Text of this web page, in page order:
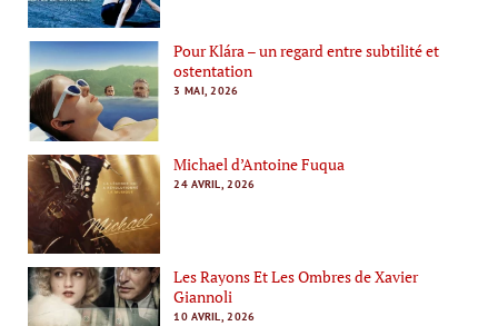
Pour Klára – un regard entre subtilité et
ostentation
3 MAI, 2026
Michael d’Antoine Fuqua
24 AVRIL, 2026
Les Rayons Et Les Ombres de Xavier
Giannoli
10 AVRIL, 2026